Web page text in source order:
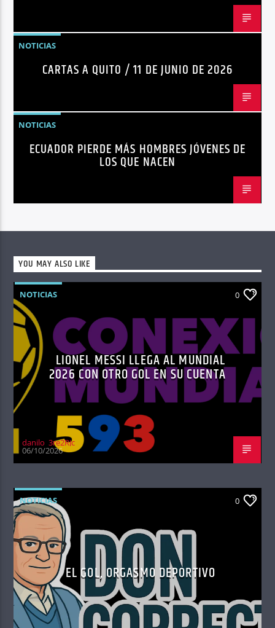
NOTICIAS
CARTAS A QUITO / 11 DE JUNIO DE 2026
NOTICIAS
ECUADOR PIERDE MÁS HOMBRES JÓVENES DE
LOS QUE NACEN
YOU MAY ALSO LIKE
NOTICIAS 0
LIONEL MESSI LLEGA AL MUNDIAL
2026 CON OTRO GOL EN SU CUENTA
danilo_3re2RJc
06/10/2026
NOTICIAS 0
EL GOL, ORGASMO DEPORTIVO